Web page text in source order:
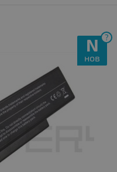
?
N
нов